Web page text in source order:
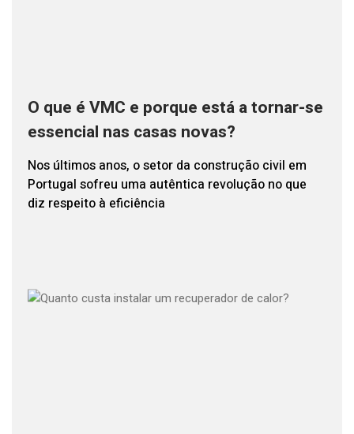
O que é VMC e porque está a tornar-se
essencial nas casas novas?
Nos últimos anos, o setor da construção civil em
Portugal sofreu uma autêntica revolução no que
diz respeito à eficiência